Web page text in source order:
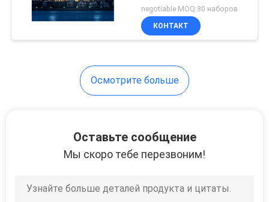
гостиницы гарантии 3
год пятизвездочная
современная
negotiable MOQ:30 наборов
КОНТАКТ
Осмотрите больше
Оставьте сообщение
Мы скоро тебе перезвоним!